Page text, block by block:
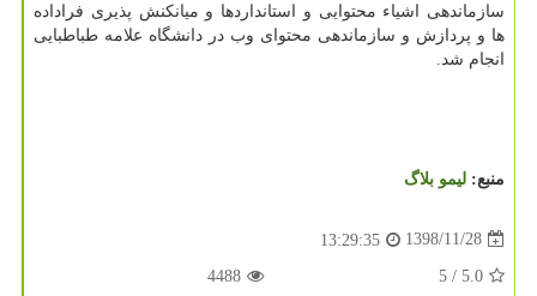
سازماندهی اشیاء محتوایی و استانداردها و میانكنش پذیری فراداده
ها و پردازش و سازماندهی محتوای وب در دانشگاه علامه طباطبایی
انجام شد.
منبع: لیمو بلاگ
1398/11/28
13:29:35
5.0
/ 5
4488